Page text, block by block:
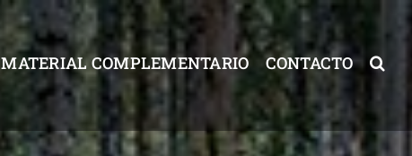
MATERIAL COMPLEMENTARIO CONTACTO